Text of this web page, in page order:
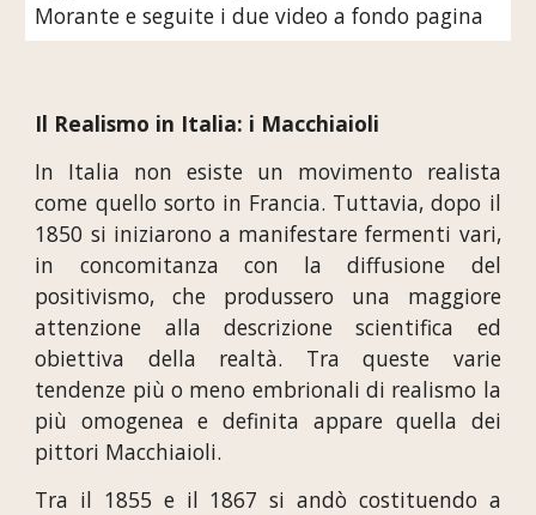
Morante e seguite i due video a fondo pagina
Il Realismo in Italia: i Macchiaioli
In Italia non esiste un movimento realista
come quello sorto in Francia. Tuttavia, dopo il
1850 si iniziarono a manifestare fermenti vari,
in concomitanza con la diffusione del
positivismo, che produssero una maggiore
attenzione alla descrizione scientifica ed
obiettiva della realtà. Tra queste varie
tendenze più o meno embrionali di realismo la
più omogenea e definita appare quella dei
pittori Macchiaioli.
Tra il 1855 e il 1867 si andò costituendo a